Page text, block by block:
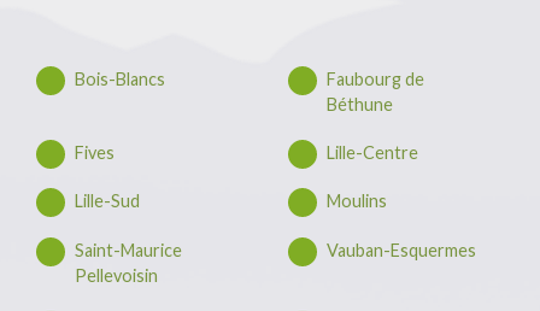
Bois-Blancs
Faubourg de
Béthune
Fives Lille-Centre
Lille-Sud Moulins
Saint-Maurice
Pellevoisin
Vauban-Esquermes